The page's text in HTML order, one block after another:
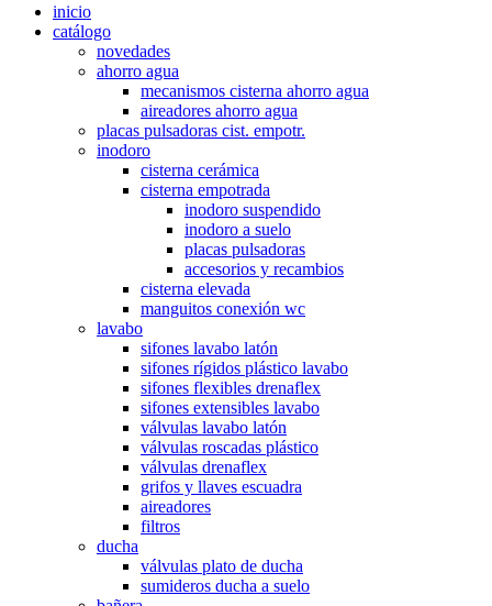
inicio
catálogo
novedades
ahorro agua
mecanismos cisterna ahorro agua
aireadores ahorro agua
placas pulsadoras cist. empotr.
inodoro
cisterna cerámica
cisterna empotrada
inodoro suspendido
inodoro a suelo
placas pulsadoras
accesorios y recambios
cisterna elevada
manguitos conexión wc
lavabo
sifones lavabo latón
sifones rígidos plástico lavabo
sifones flexibles drenaflex
sifones extensibles lavabo
válvulas lavabo latón
válvulas roscadas plástico
válvulas drenaflex
grifos y llaves escuadra
aireadores
filtros
ducha
válvulas plato de ducha
sumideros ducha a suelo